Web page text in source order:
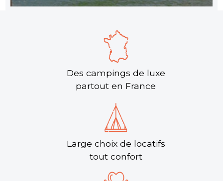
Des campings de luxe
partout en France
Large choix de locatifs
tout confort